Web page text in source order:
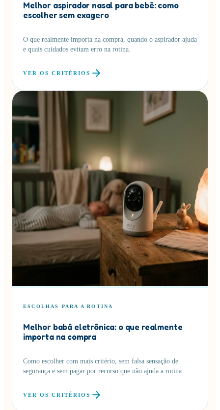
Melhor aspirador nasal para bebê: como
escolher sem exagero
O que realmente importa na compra, quando o aspirador ajuda
e quais cuidados evitam erro na rotina.
VER OS CRITÉRIOS
ESCOLHAS PARA A ROTINA
Melhor babá eletrônica: o que realmente
importa na compra
Como escolher com mais critério, sem falsa sensação de
segurança e sem pagar por recurso que não ajuda a rotina.
VER OS CRITÉRIOS